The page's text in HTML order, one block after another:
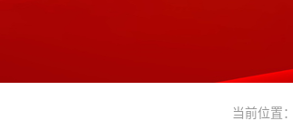
当前位置：